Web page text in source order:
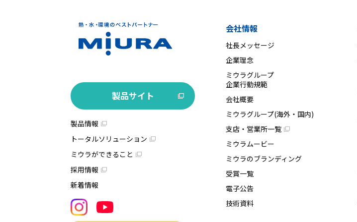
製品サイト
製品情報
トータルソリューション
ミウラができること
採用情報
新着情報
会社情報
社長メッセージ
企業理念
ミウラグループ
企業行動規範
会社概要
ミウラグループ(海外・国内)
支店・営業所一覧
ミウラムービー
ミウラのブランディング
受賞一覧
電子公告
技術資料